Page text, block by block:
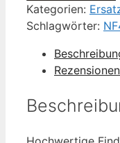
NF4EB
24V
Kategorien:
Schlagwörter: